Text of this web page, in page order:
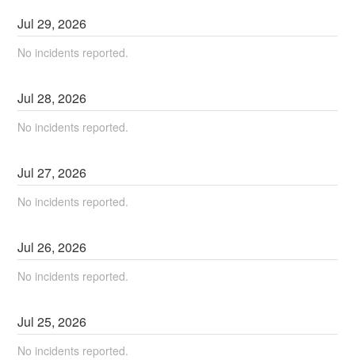
Jul29,2026
No incidents reported.
Jul28,2026
No incidents reported.
Jul27,2026
No incidents reported.
Jul26,2026
No incidents reported.
Jul25,2026
No incidents reported.